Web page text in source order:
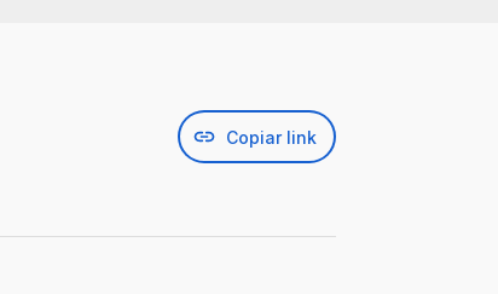
Copiar link